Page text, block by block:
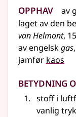
Opphav av
laget av den
van Helmont,
avengelskgas
jamfør kaos
Betydning
stoff i
vanlig